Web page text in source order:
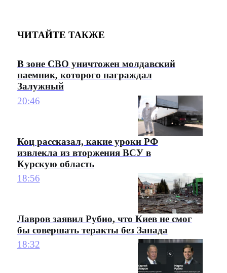
ЧИТАЙТЕ ТАКЖЕ
В зоне СВО уничтожен молдавский
наемник, которого награждал
Залужный
20:46
Коц рассказал, какие уроки РФ
извлекла из вторжения ВСУ в
Курскую область
18:56
Лавров заявил Рубио, что Киев не смог
бы совершать теракты без Запада
18:32